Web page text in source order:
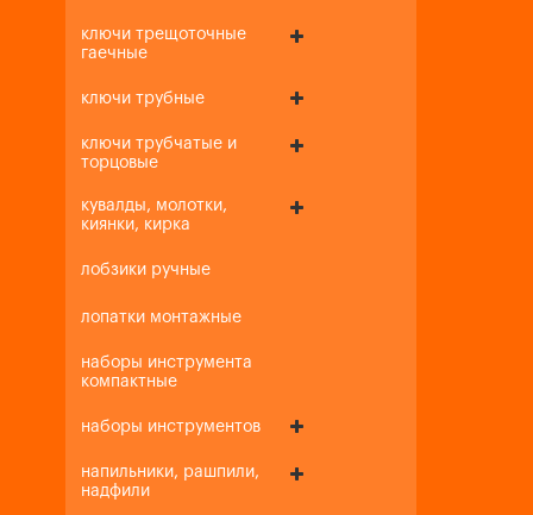
ключи трещоточные
гаечные
ключи трубные
ключи трубчатые и
торцовые
кувалды, молотки,
киянки, кирка
лобзики ручные
лопатки монтажные
наборы инструмента
компактные
наборы инструментов
напильники, рашпили,
надфили